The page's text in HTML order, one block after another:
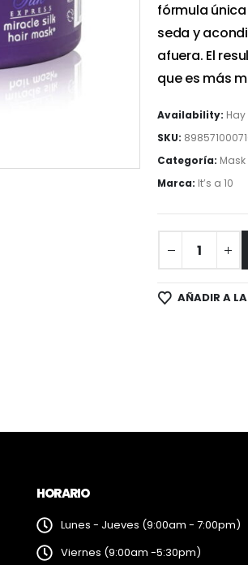
fórmula
seda y
afuera. El
que es más
Availability:
SKU:
Categoría: Mask
Marca: It’s a 10
AÑADIR A LA
HORARIO
Lunes - Jueves (9:00am - 7:00pm)
Viernes (9:00am -5:30pm)